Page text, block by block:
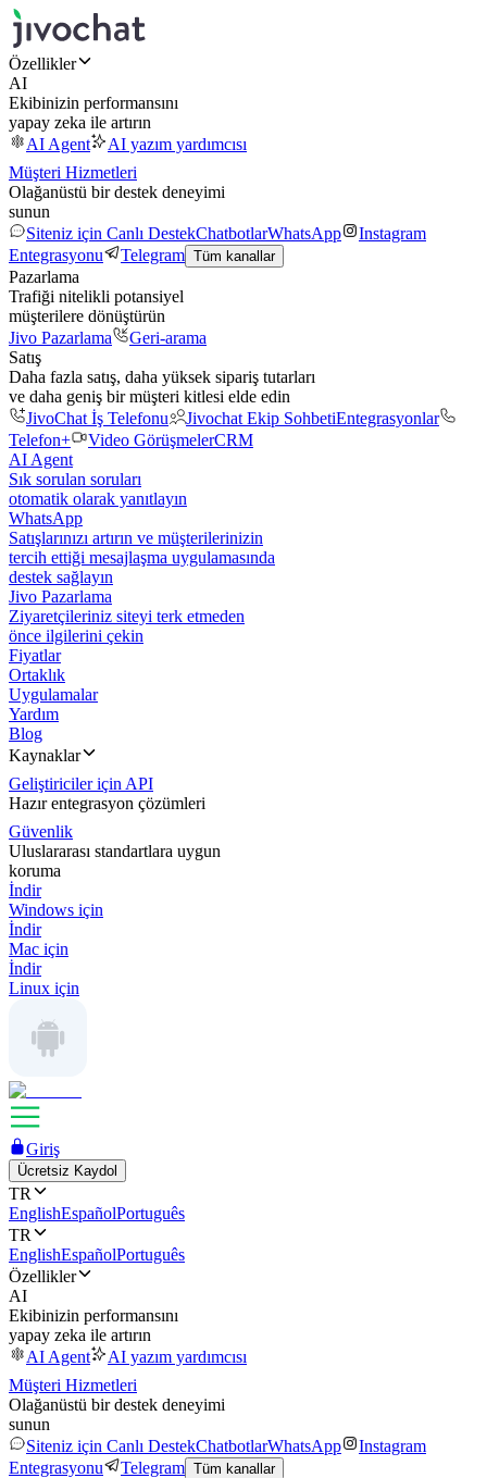
Özellikler
AI
Ekibinizin performansını
yapay zeka ile artırın
AI Agent
AI yazım yardımcısı
Müşteri Hizmetleri
Olağanüstü bir destek deneyimi
sunun
Siteniz için Canlı DestekChatbotlarWhatsApp
Instagram
Entegrasyonu
Telegram Tüm kanallar
Pazarlama
Trafiği nitelikli potansiyel
müşterilere dönüştürün
Jivo Pazarlama
Geri-arama
Satış
Daha fazla satış, daha yüksek sipariş tutarları
ve daha geniş bir müşteri kitlesi elde edin
JivoChat İş Telefonu
Jivochat Ekip SohbetiEntegrasyonlar
Telefon+
Video GörüşmelerCRM
AI Agent
Sık sorulan soruları
otomatik olarak yanıtlayın
WhatsApp
Satışlarınızı artırın ve müşterilerinizin
tercih ettiği mesajlaşma uygulamasında
destek sağlayın
Jivo Pazarlama
Ziyaretçileriniz siteyi terk etmeden
önce ilgilerini çekin
Fiyatlar
Ortaklık
Uygulamalar
Yardım
Blog
Kaynaklar
Geliştiriciler için API
Hazır entegrasyon çözümleri
Güvenlik
Uluslararası standartlara uygun
koruma
İndir
Windows için
İndir
Mac için
İndir
Linux için
Giriş
Ücretsiz Kaydol
TR
EnglishEspañolPortuguês
TR
EnglishEspañolPortuguês
Özellikler
AI
Ekibinizin performansını
yapay zeka ile artırın
AI Agent
AI yazım yardımcısı
Müşteri Hizmetleri
Olağanüstü bir destek deneyimi
sunun
Siteniz için Canlı DestekChatbotlarWhatsApp
Instagram
Entegrasyonu
Telegram Tüm kanallar